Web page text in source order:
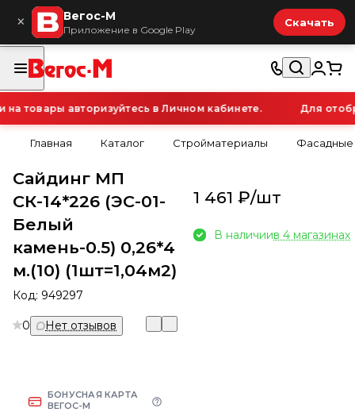
× Вегос-М
Приложение в Google Play
Скачать
товары авторизуйтесь в Личном кабинете. Для
Главная Каталог Стройматериалы Фасадные
Сайдинг МП
СК-14*226 (ЭС-01-
Белый
камень-0.5) 0,26*4
м.(10) (1шт=1,04м2)
Код: 949297
0 Нет отзывов
БОНУСНАЯ КАРТА
ВЕГОС-М
1 461 ₽/шт
В наличиив 4 магазинах